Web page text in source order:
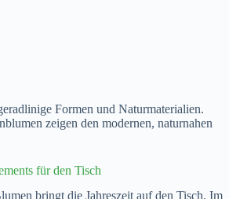
Formen und Naturmaterialien.
zeigen den modernen, naturnahen
für den Tisch
bringt die Jahreszeit auf den Tisch. Im